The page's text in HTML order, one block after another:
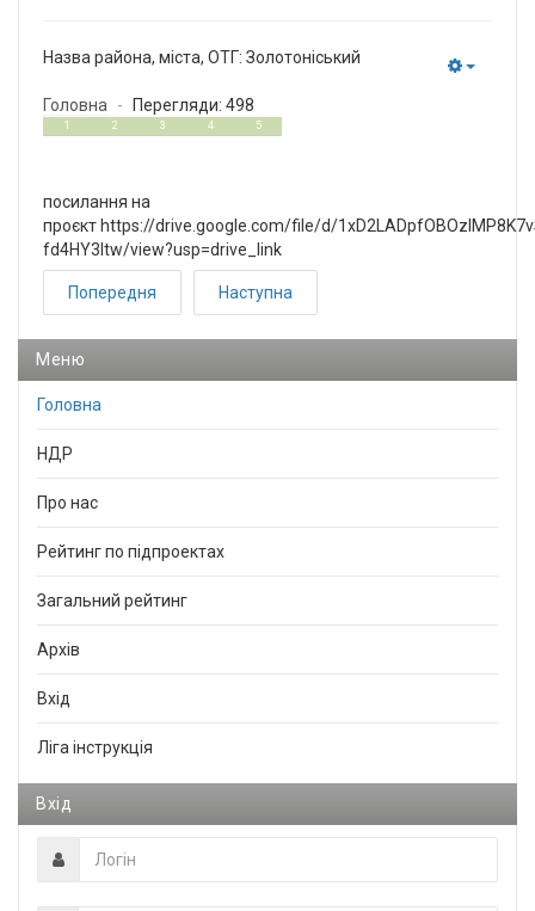
Назва района, міста, ОТГ: Золотоніський
Головна Перегляди: 498
15
1 2 3 4 5
посилання на
проєкт https://drive.google.com/file/d/
fd4HY3Itw/view?usp=drive_link
Попередня Наступна
Меню
Головна
НДР
Про нас
Рейтинг по підпроектах
Загальний рейтинг
Архів
Вхід
Ліга інструкція
Вхід